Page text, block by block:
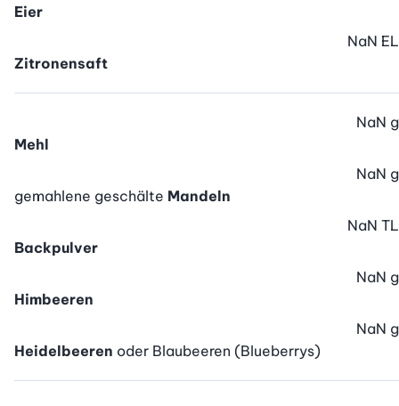
Eier
Zitronensaft
NaN EL
Mehl
NaN g
gemahlene geschälte Mandeln
NaN g
Backpulver
NaN TL
Himbeeren
NaN g
Heidelbeeren oder Blaubeeren (Blueberrys)
NaN g